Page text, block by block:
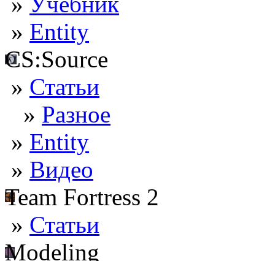
» Entity
CS:Source
» Статьи
» Разное
» Entity
» Видео
Team Fortress 2
» Статьи
Modeling